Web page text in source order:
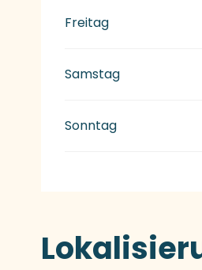
Freitag
Samstag
Sonntag